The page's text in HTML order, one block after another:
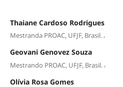
Thaiane Cardoso Rodrigues
Mestranda PROAC, UFJF, Brasil.,
Geovani Genovez Souza
Mestrando PROAC, UFJF, Brasil. ,
Olívia Rosa Gomes